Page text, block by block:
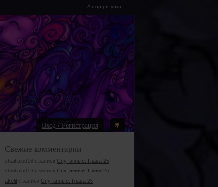
Автор рисунка
Вход / Регистрация
Свежие комментарии
shaihulud16 к записи Спутанные. Глава 25
shaihulud16 к записи Спутанные. Глава 25
akelit к записи Спутанные. Глава 25